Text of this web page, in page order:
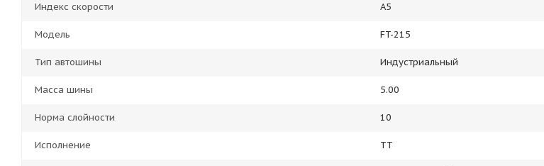
Индекс скорости A5
Модель FT-215
Тип автошины Индустриальный
Масса шины 5.00
Норма слойности 10
Исполнение TT